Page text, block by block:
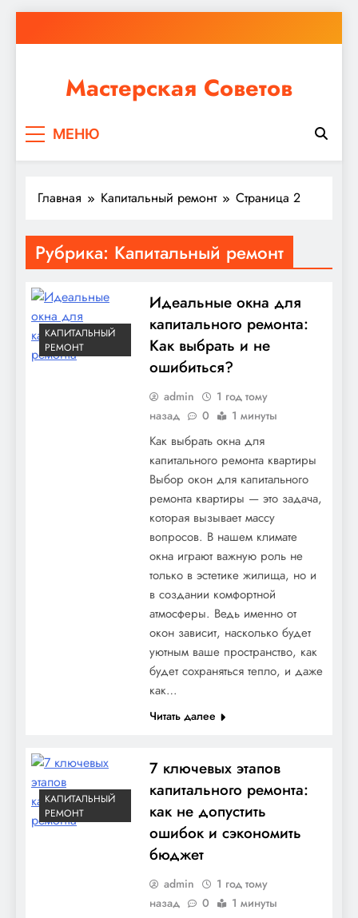
к
Мастерская Советов
ремонт или крупное строительство, в Мастерской
МЕНЮ
Главная Капитальный ремонт Страница 2
Рубрика: Капитальный ремонт
КАПИТАЛЬНЫЙ
РЕМОНТ
Идеальные окна для
капитального ремонта:
Как выбрать и не
ошибиться?
admin
1 год тому
назад
0 1 минуты
Как выбрать окна для
капитального ремонта квартиры
Выбор окон для капитального
ремонта квартиры — это задача,
которая вызывает массу
вопросов. В нашем климате
окна играют важную роль не
только в эстетике жилища, но и
в создании комфортной
атмосферы. Ведь именно от
окон зависит, насколько будет
уютным ваше пространство, как
будет сохраняться тепло, и даже
как…
Читать далее
КАПИТАЛЬНЫЙ
РЕМОНТ
7 ключевых этапов
капитального ремонта:
как не допустить
ошибок и сэкономить
бюджет
admin
1 год тому
назад
0 1 минуты